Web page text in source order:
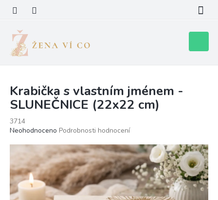
obsah
košík
Krabička s vlastním jménem -
SLUNEČNICE (22x22 cm)
3714
Průměrné
produktu
0,0
z
5
hvězdiček.
Neohodnoceno Podrobnosti hodnocení